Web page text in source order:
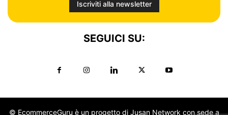
SEGUICI SU:
© EcommerceGuru è un progetto di Jusan Network con sede a